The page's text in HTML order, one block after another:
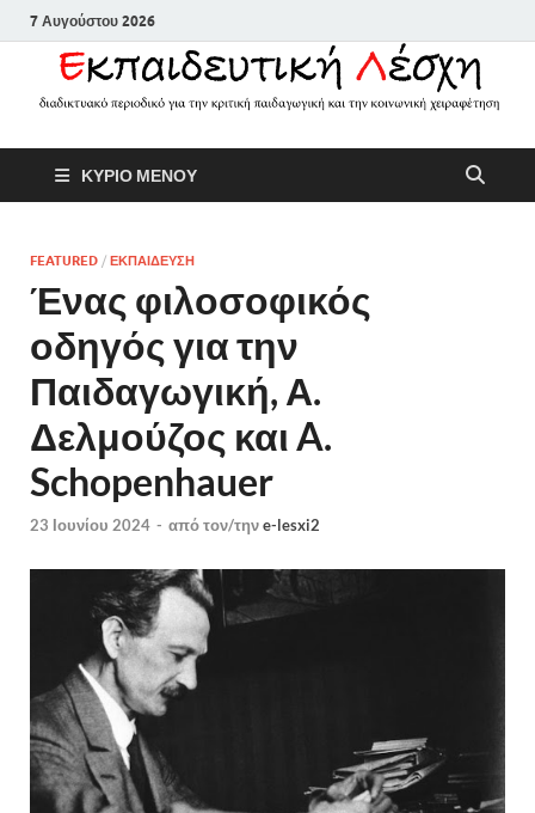
7 Αυγούστου 2026
κριτική παιδαγωγική και την
κοινωνική χειραφέτηση
ΚΥΡΙΟ ΜΕΝΟΥ
FEATURED / ΕΚΠΑΙΔΕΥΣΗ
Ένας φιλοσοφικός
οδηγός για την
Παιδαγωγική, Α.
Δελμούζος και A.
Schopenhauer
23 Ιουνίου 2024 - από τον/τηνe-lesxi2